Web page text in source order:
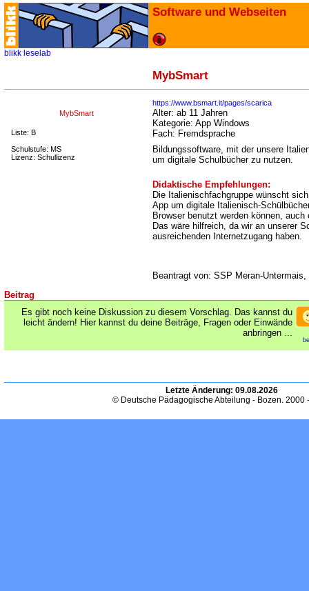
Software und Webseiten
blikk leselab
MybSmart
MybSmart
Liste: B
Schulstufe: MS
Lizenz: Schullizenz
https://www.bsmart.it/pages/scarica
Alter: ab 11 Jahren
Kategorie: App Windows
Fach: Fremdsprache
Bildungssoftware, mit der unsere
um digitale Schulbücher zu nutzen.
Didaktische Empfehlungen:
Die Italienischfachgruppe wünscht
App um digitale Italienisch-
Browser benutzt werden können,
Das wäre hilfreich, da wir an unserer
ausreichenden Internetzugang haben.
Beantragt von: SSP Meran-
Beitrag
Es gibt noch keine Diskussion zu diesem Vorschlag. Das kannst du
leicht ändern! Hier kannst du deine Beiträge, Fragen oder Einwände
anbringen ...
Letzte Änderung: 09.08.2026
© Deutsche Pädagogische Abteilung - Bozen. 2000